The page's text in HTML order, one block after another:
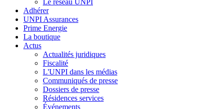
Adhérer
UNPI Assurances
Prime Energie
La boutique
Actus
Actualités juridiques
Fiscalité
L'UNPI dans les médias
Communiqués de presse
Dossiers de presse
Résidences services
Événements